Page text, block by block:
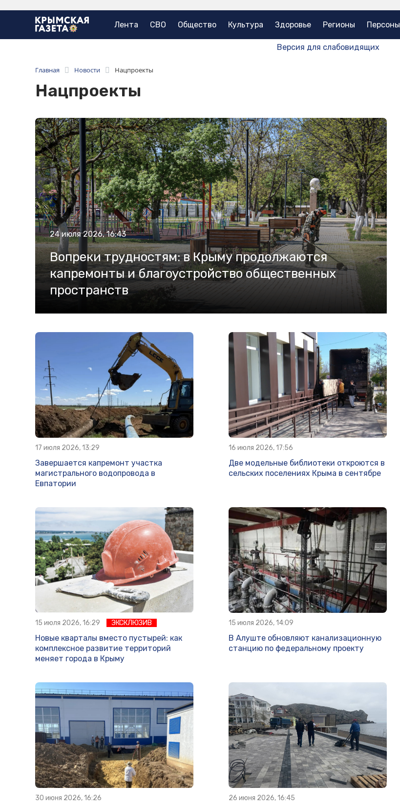
Лента СВО Общество Культура Здоровье Регионы Персоны
Версия для слабовидящих
Главная Новости Нацпроекты
Нацпроекты
24 июля 2026, 16:43
Вопреки трудностям: в Крыму продолжаются
капремонты и благоустройство общественных
пространств
17 июля 2026, 13:29
Завершается капремонт участка
магистрального водопровода в
Евпатории
16 июля 2026, 17:56
Две модельные библиотеки откроются в
сельских поселениях Крыма в сентябре
15 июля 2026, 16:29 ЭКСКЛЮЗИВ
Новые кварталы вместо пустырей: как
комплексное развитие территорий
меняет города в Крыму
15 июля 2026, 14:09
В Алуште обновляют канализационную
станцию по федеральному проекту
30 июня 2026, 16:26 26 июня 2026, 16:45